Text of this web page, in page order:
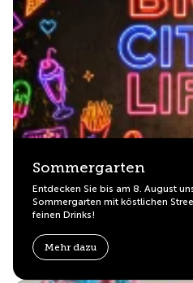
Sommergarten
Entdecken Sie bis am 8. August
Sommergarten mit köstlichen
feinen Drinks!
Mehr dazu